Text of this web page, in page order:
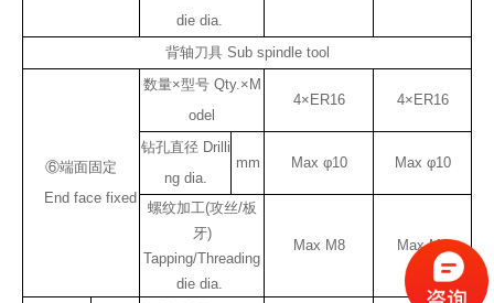
die dia.
背轴刀具 Sub spindle tool
⑥端面固定
End face fixed
数量×型号 Qty.×M
odel
4×ER16 4×ER16
钻孔直径 Drilli
ng dia.
mm Max φ10 Max φ10
螺纹加工(攻丝/板
牙)
Tapping/Threading
die dia.
Max M8 Max M8